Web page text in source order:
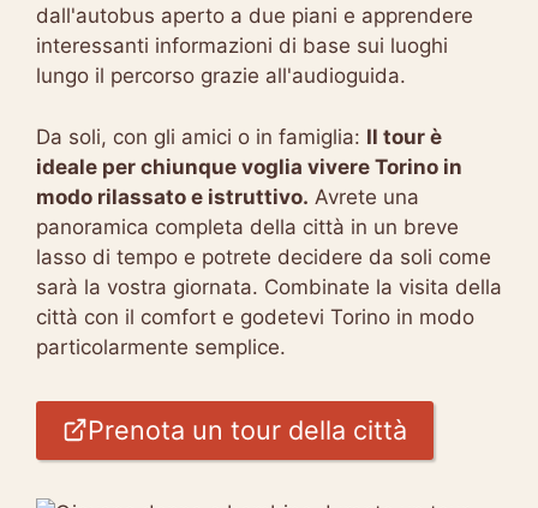
dall'autobus aperto a due piani e apprendere
interessanti informazioni di base sui luoghi
lungo il percorso grazie all'audioguida.
Da soli, con gli amici o in famiglia: Il tour è
ideale per chiunque voglia vivere Torino in
modo rilassato e istruttivo. Avrete una
panoramica completa della città in un breve
lasso di tempo e potrete decidere da soli come
sarà la vostra giornata. Combinate la visita della
città con il comfort e godetevi Torino in modo
particolarmente semplice.
Prenota un tour della città